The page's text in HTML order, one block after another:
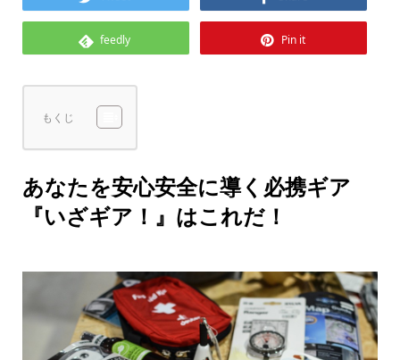
feedly Pin it
もくじ
あなたを安心安全に導く必携ギア
『いざギア！』はこれだ！